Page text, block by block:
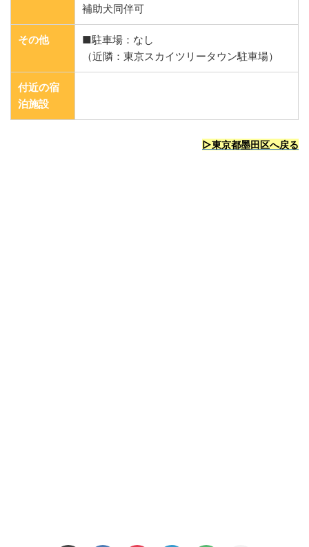
補助犬同伴可
その他
■駐車場：なし
（近隣：東京スカイツリータウン駐車場）
付近の宿
泊施設
▷東京都墨田区へ戻る